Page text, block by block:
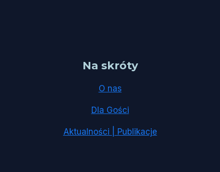
Na skróty
O nas
Dla Gości
Aktualności | Publikacje